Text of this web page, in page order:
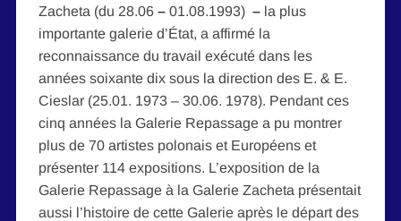
Zacheta (du 28.06 –01.08.1993) –la plus
importante galerie d’État, a affirmé la
reconnaissance du travail exécuté dans les
années soixante dix sous la direction des E. & E.
Cieslar (25.01. 1973 – 30.06. 1978). Pendant ces
cinq années la Galerie Repassage a pu montrer
plus de 70 artistes polonais et Européens et
présenter 114 expositions. L’exposition de la
Galerie Repassage à la Galerie Zacheta présentait
aussi l’histoire de cette Galerie après le départ des